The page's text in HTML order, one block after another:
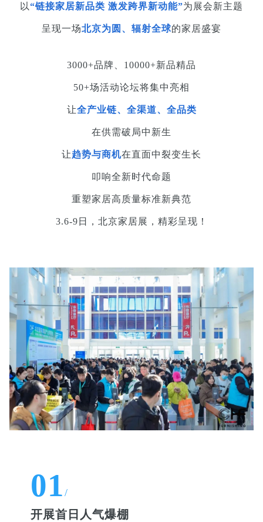
以“链接家居新品类 激发跨界新动能”为展会新主题
呈现一场北京为圆、辐射全球的家居盛宴
3000+品牌、10000+新品精品
50+场活动论坛将集中亮相
让全产业链、全渠道、全品类
在供需破局中新生
让趋势与商机在直面中裂变生长
叩响全新时代命题
重塑家居高质量标准新典范
3.6-9日，北京家居展，精彩呈现！
01 /
开展首日人气爆棚